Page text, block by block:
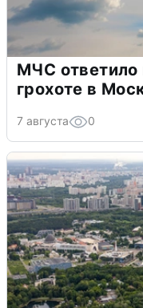
МЧС ответило
грохоте в
7 августа 0